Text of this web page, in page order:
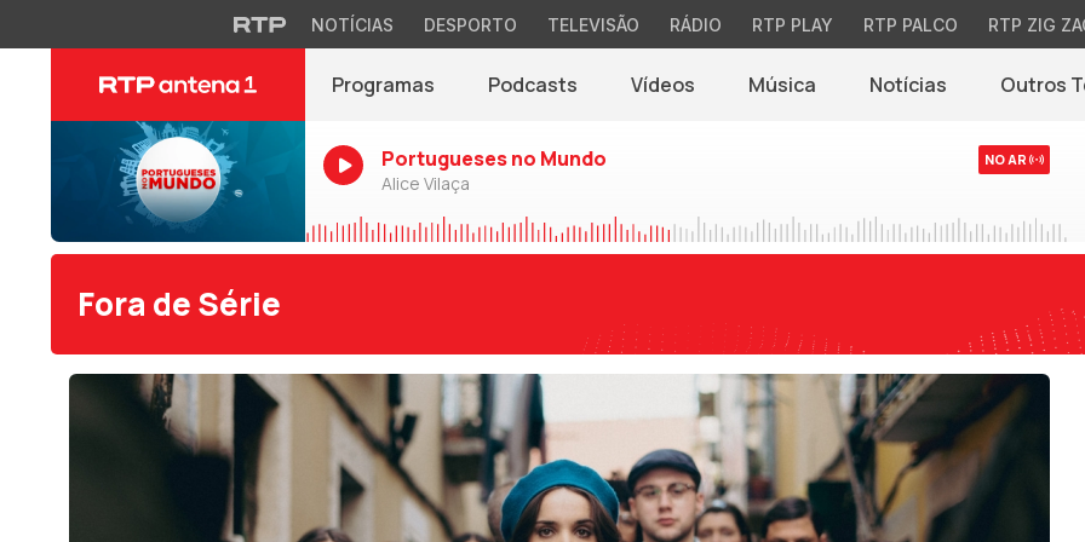
NOTÍCIAS DESPORTO TELEVISÃO RÁDIO RTP PLAY RTP PALCO RTP ZIG
Programas Podcasts Vídeos Música Notícias(abre em nova
Outros
Portugueses no Mundo
Alice Vilaça
NO AR
Fora de Série